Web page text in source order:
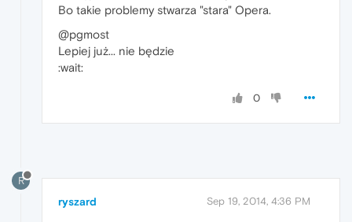
Bo takie problemy stwarza "stara" Opera.
@pgmost
Lepiej już... nie będzie
:wait:
0
R
ryszard Sep 19, 2014, 4:36 PM